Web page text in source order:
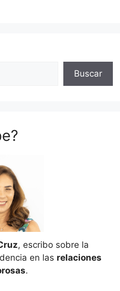
Buscar
, escribo sobre la
en las relaciones
.